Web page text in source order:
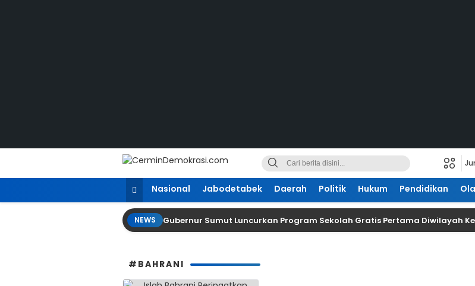
CerminDemokrasi.com
Refleksi Kedaulatan Rakyat
Nasional Jabodetabek Daerah Politik Hukum Pendidikan
NEWS Gubernur Sumut Luncurkan Program Sekolah Gratis Pertama Diwilayah
#BAHRANI